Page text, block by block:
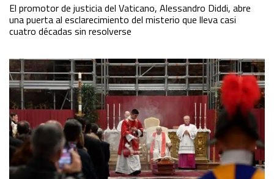
El promotor de justicia del Vaticano, Alessandro Diddi, abre
una puerta al esclarecimiento del misterio que lleva casi
cuatro décadas sin resolverse